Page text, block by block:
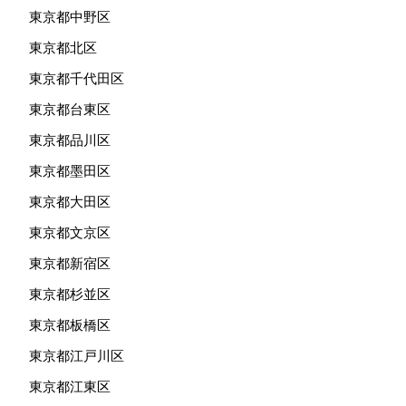
東京都中野区
東京都北区
東京都千代田区
東京都台東区
東京都品川区
東京都墨田区
東京都大田区
東京都文京区
東京都新宿区
東京都杉並区
東京都板橋区
東京都江戸川区
東京都江東区